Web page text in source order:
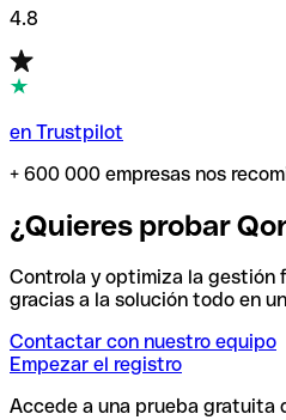
4.8
en Trustpilot
+ 600 000 empresas nos
¿Quieres probar
Controla y optimiza la gestión
gracias a la solución todo en
Contactar con nuestro equipo
Empezar el registro
Accede a una prueba gratuita